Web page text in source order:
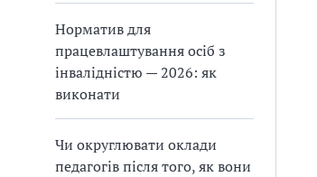
Норматив для
працевлаштування осіб з
інвалідністю — 2026: як
виконати
Чи округлювати оклади
педагогів після того, як вони